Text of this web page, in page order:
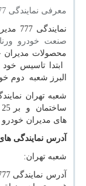
معرفی نمایندگی 777 مدیران خودرو:
نمایندگی 777 مدیران خودرو در سال 96 با اسم ثبت شده
صنعت خودرو ورنا
البرز شعبه دوم
های مدیران
آدرس نمایندگی های 777 مدیران
شعبه تهران: